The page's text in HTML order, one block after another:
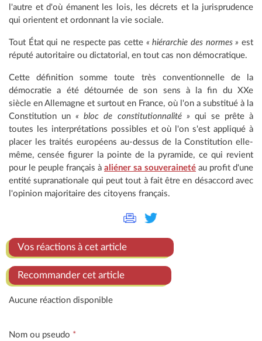
l'autre et d'où émanent les lois, les décrets et la jurisprudence
qui orientent et ordonnant la vie sociale.
Tout État qui ne respecte pas cette « hiérarchie des normes » est
réputé autoritaire ou dictatorial, en tout cas non démocratique.
Cette définition somme toute très conventionnelle de la
démocratie a été détournée de son sens à la fin du XXe
siècle en Allemagne et surtout en France, où l'on a substitué à la
Constitution un« bloc de constitutionnalité » qui se prête à
toutes les interprétations possibles et où l'on s'est appliqué à
placer les traités européens au-dessus de la Constitution elle-
même, censée figurer la pointe de la pyramide, ce qui revient
pour le peuple français à aliéner sa souveraineté au profit d'une
entité supranationale qui peut tout à fait être en désaccord avec
l'opinion majoritaire des citoyens français.
Vos réactions à cet article
Recommander cet article
Aucune réaction disponible
Nom ou pseudo *